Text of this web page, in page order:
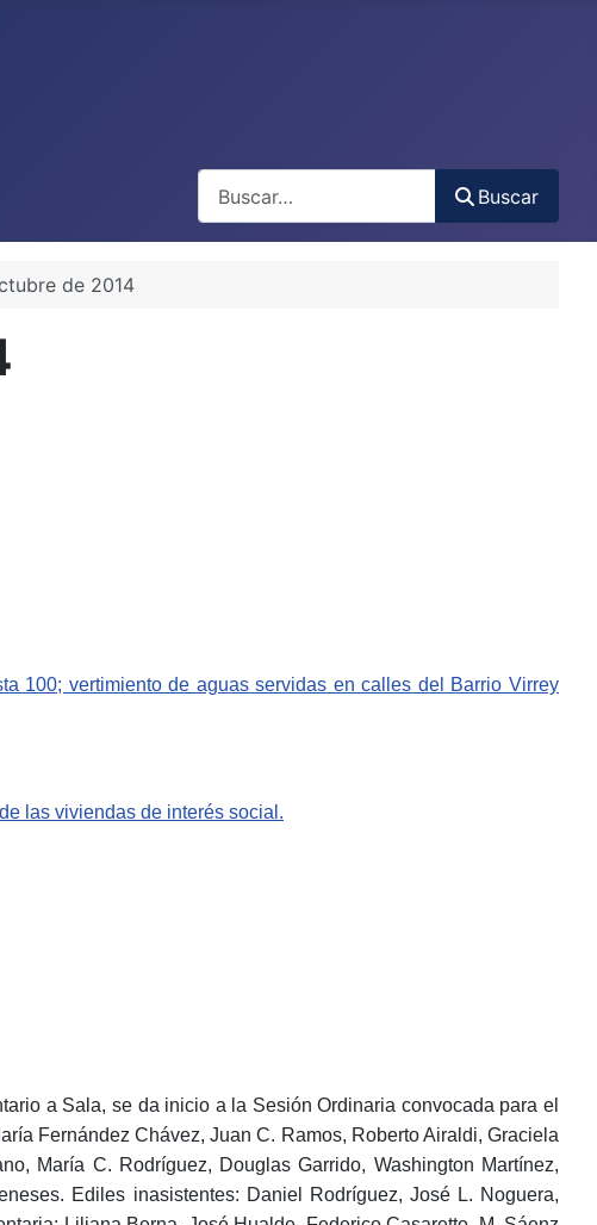
Buscar
de 2014
100; vertimiento de aguas servidas en calles del Barrio Virrey
las viviendas de interés social.
a Sala, se da inicio a la Sesión Ordinaria convocada para el
Fernández Chávez, Juan C. Ramos, Roberto Airaldi, Graciela
María C. Rodríguez, Douglas Garrido, Washington Martínez,
Ediles inasistentes: Daniel Rodríguez, José L. Noguera,